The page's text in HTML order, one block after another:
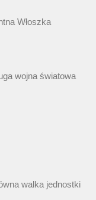
Włoszka
wojna światowa
walka jednostki